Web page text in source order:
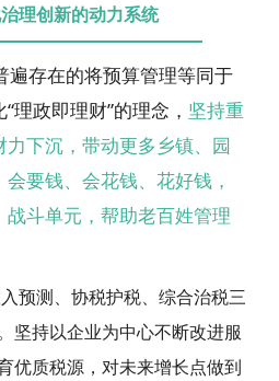
理创新的动力系统
遍存在的将预算管理等同于
理政即理财”的理念， 坚持重
下沉，带动更多乡镇、园
要钱、会花钱、花好钱，
斗单元，帮助老百姓管理
预测、协税护税、综合治税三
坚持以企业为中心不断改进服
优质税源，对未来增长点做到